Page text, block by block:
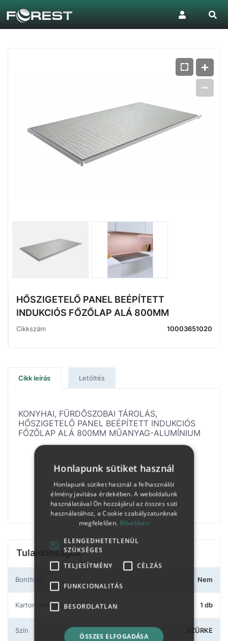
HŐSZIGETELŐ PANEL BEÉPÍTETT
INDUKCIÓS FŐZŐLAP ALÁ 800MM
Cikkszám 10003651020
Cikk leírás Letöltés
KONYHAI, FÜRDŐSZOBAI TÁROLÁS,
HŐSZIGETELŐ PANEL BEÉPÍTETT INDUKCIÓS
FŐZŐLAP ALÁ 800MM MŰANYAG-ALUMÍNIUM
Tulajdonságok
Bontható Nem
Kartonmennyiség 1 db
Szín SZÜRKE
Honlapunk sütiket használ
Honlapunk sütiket használ a felhasználói
élmény javítása érdekében. A weboldalunk
használatával Ön hozzájárul az összes süti
használatához, a Cookie szabályzatunknak
megfelelően. Bővebben
ELENGEDHETETLENÜL
SZÜKSÉGES
TELJESÍTMÉNY
CÉLZÁS
FUNKCIONALITÁS
BESOROLATLAN
ÖSSZES ELFOGADÁSA